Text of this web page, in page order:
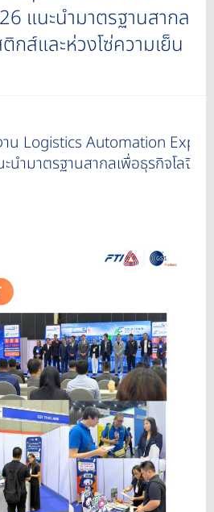
แนะนำมาตรฐานสากล
กส์และห่วงโซ่ความเย็น
าน Logistics Automation Expo
ำมาตรฐานสากลเพื่อธุรกิจโลจิสติ